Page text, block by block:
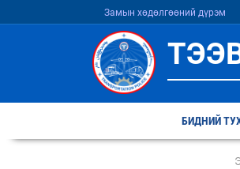
Замын хөдөлгөөний дүрэм
БИДНИЙ